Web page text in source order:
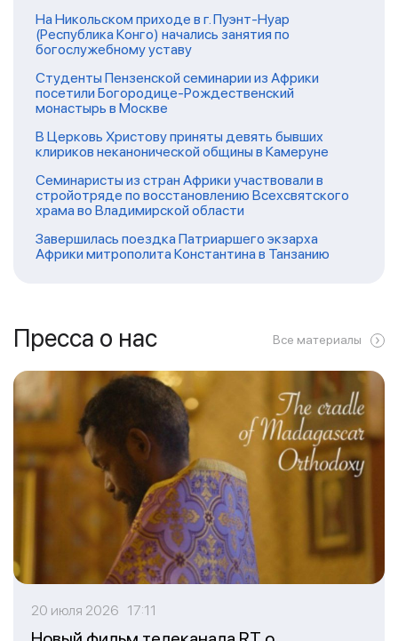
На Никольском приходе в г. Пуэнт-Нуар
(Республика Конго) начались занятия по
богослужебному уставу
Студенты Пензенской семинарии из Африки
посетили Богородице-Рождественский
монастырь в Москве
В Церковь Христову приняты девять бывших
клириков неканонической общины в Камеруне
Семинаристы из стран Африки участвовали в
стройотряде по восстановлению Всехсвятского
храма во Владимирской области
Завершилась поездка Патриаршего экзарха
Африки митрополита Константина в Танзанию
Пресса о нас Все материалы
20 июля 2026 17:11